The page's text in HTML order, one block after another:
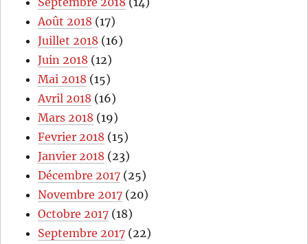
Août 2018 (17)
Juillet 2018 (16)
Juin 2018 (12)
Mai 2018 (15)
Avril 2018 (16)
Mars 2018 (19)
Fevrier 2018 (15)
Janvier 2018 (23)
Décembre 2017 (25)
Novembre 2017 (20)
Octobre 2017 (18)
Septembre 2017 (22)